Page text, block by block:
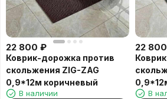
22 800 ₽
Коврик-дорожка против
скольжения ZIG-ZAG
0,9*12м коричневый
В наличии
22 800
В